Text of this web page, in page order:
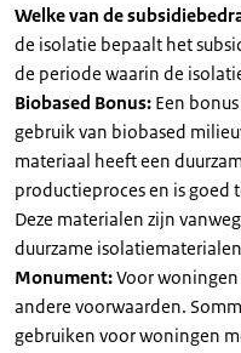
Welke van de
de isolatie bepaalt het
de periode waarin de
Biobased Bonus: Een
gebruik van biobased
materiaal heeft een
productieproces en is goed
Deze materialen zijn
duurzame
Monument:Voor
andere voorwaarden.
gebruiken voor woningen